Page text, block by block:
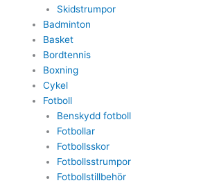
Skidstrumpor
Badminton
Basket
Bordtennis
Boxning
Cykel
Fotboll
Benskydd fotboll
Fotbollar
Fotbollsskor
Fotbollsstrumpor
Fotbollstillbehör